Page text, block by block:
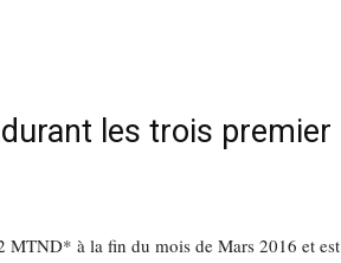
les trois premier
MTND* à la fin du mois de Mars 2016 et est